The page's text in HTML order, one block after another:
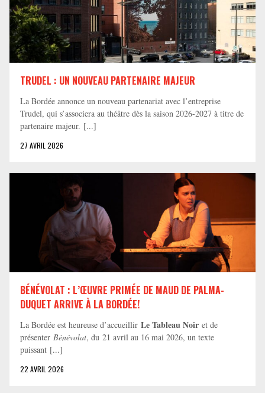
TRUDEL : UN NOUVEAU PARTENAIRE MAJEUR
La Bordée annonce un nouveau partenariat avec l’entreprise
Trudel, qui s’associera au théâtre dès la saison 2026-2027 à titre de
partenaire majeur. [...]
27 AVRIL 2026
BÉNÉVOLAT : L’ŒUVRE PRIMÉE DE MAUD DE PALMA-
DUQUET ARRIVE À LA BORDÉE!
La Bordée est heureuse d’accueillir Le Tableau Noir et de
présenter Bénévolat, du 21 avril au 16 mai 2026, un texte
puissant [...]
22 AVRIL 2026